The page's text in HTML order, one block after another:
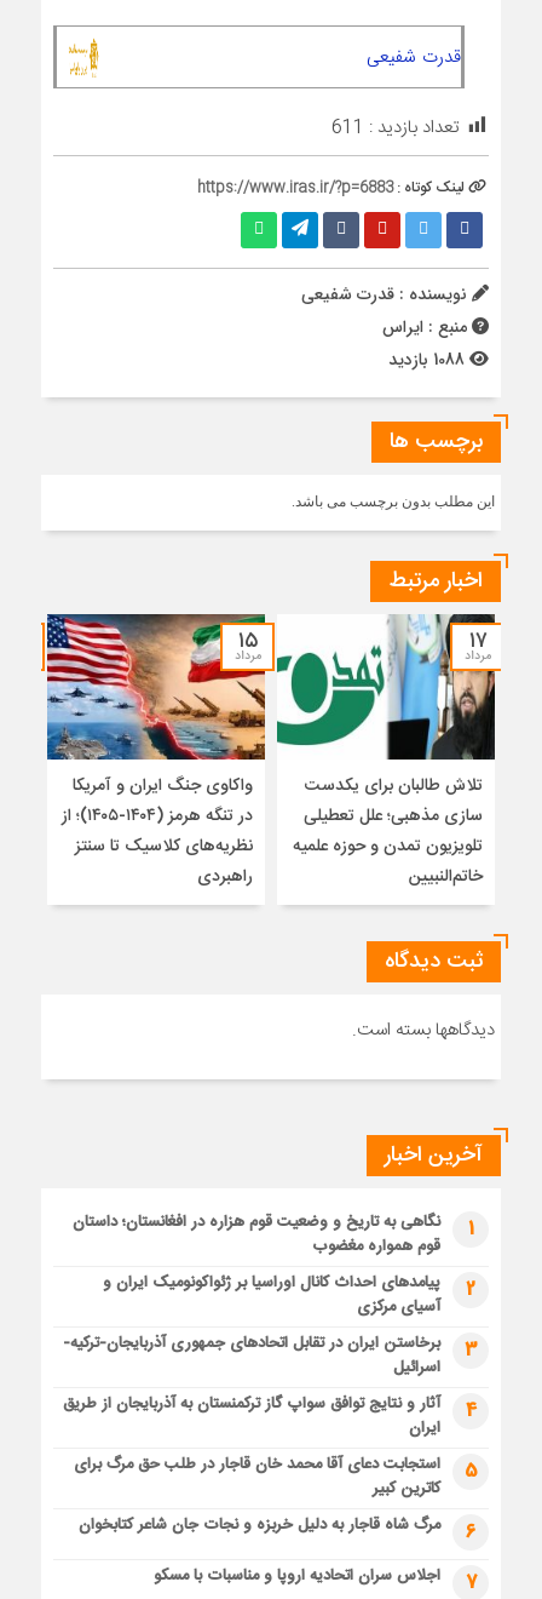
قدرت شفیعی
تعداد بازدید : 611
لینک کوتاه :https://www.iras.ir/?p=6883
نویسنده : قدرت شفیعی
منبع : ایراس
برچسب ها
این مطلب بدون برچسب می باشد.
اخبار مرتبط
۱۷
مرداد
تلاش طالبان برای یکدست
سازی مذهبی؛ علل تعطیلی
تلویزیون تمدن و حوزه علمیه
خاتم‌النبیین
۱۵
مرداد
واکاوی جنگ ایران و آمریکا
در تنگه هرمز (۱۴۰۴-۱۴۰۵)؛ از
نظریه‌های کلاسیک تا سنتز
راهبردی
ثبت دیدگاه
دیدگاهها بسته است.
آخرین اخبار
1
نگاهی به تاریخ و وضعیت قوم هزاره در افغانستان؛ داستان
قوم همواره مغضوب
2
پیامدهای احداث کانال اوراسیا بر ژئواکونومیک ایران و
آسیای مرکزی
3
برخاستن ایران در تقابل اتحادهای جمهوری آذربایجان-ترکیه-
اسرائیل
4
آثار و نتایج توافق سواپ گاز ترکمنستان به آذربایجان از طریق
ایران
5
استجابت دعای آقا محمد خان قاجار در طلب حق مرگ برای
کاترین کبیر
6 مرگ شاه قاجار به دلیل خربزه و نجات جان شاعر کتابخوان
7 اجلاس سران اتحادیه اروپا و مناسبات با مسکو